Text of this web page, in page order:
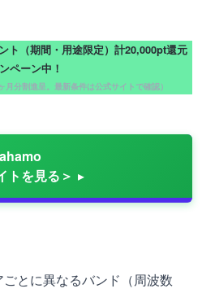
ト（期間・用途限定）計20,000pt還元
ペーン中！
月分割進呈。最新条件は公式サイトで確認）
ahamo
トを見る＞
とに異なるバンド（周波数